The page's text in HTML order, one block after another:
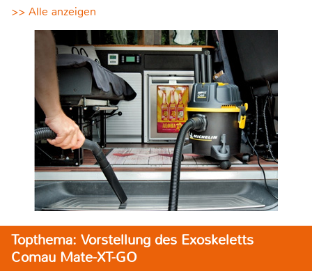
>> Alle anzeigen
Topthema: Vorstellung des Exoskeletts
Comau Mate-XT-GO